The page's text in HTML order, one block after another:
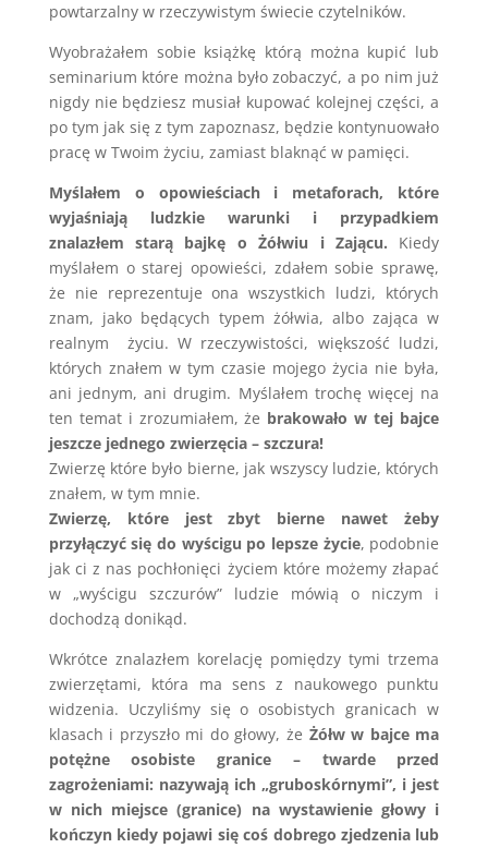
powtarzalny w rzeczywistym świecie czytelników.
Wyobrażałem sobie książkę którą można kupić lub
seminarium które można było zobaczyć, a po nim już
nigdy nie będziesz musiał kupować kolejnej części, a
po tym jak się z tym zapoznasz, będzie kontynuowało
pracę w Twoim życiu, zamiast blaknąć w pamięci.
Myślałem o opowieściach i metaforach, które
wyjaśniają ludzkie warunki i przypadkiem
znalazłem starą bajkę o Żółwiu i Zającu. Kiedy
myślałem o starej opowieści, zdałem sobie sprawę,
że nie reprezentuje ona wszystkich ludzi, których
znam, jako będących typem żółwia, albo zająca w
realnym życiu. W rzeczywistości, większość ludzi,
których znałem w tym czasie mojego życia nie była,
ani jednym, ani drugim. Myślałem trochę więcej na
ten temat i zrozumiałem, że brakowało w tej bajce
jeszcze jednego zwierzęcia – szczura!
Zwierzę które było bierne, jak wszyscy ludzie, których
znałem, w tym mnie.
Zwierzę, które jest zbyt bierne nawet żeby
przyłączyć się do wyścigu po lepsze życie, podobnie
jak ci z nas pochłonięci życiem które możemy złapać
w „wyścigu szczurów” ludzie mówią o niczym i
dochodzą donikąd.
Wkrótce znalazłem korelację pomiędzy tymi trzema
zwierzętami, która ma sens z naukowego punktu
widzenia. Uczyliśmy się o osobistych granicach w
klasach i przyszło mi do głowy, że Żółw w bajce ma
potężne osobiste granice – twarde przed
zagrożeniami: nazywają ich „gruboskórnymi”, i jest
w nich miejsce (granice) na wystawienie głowy i
kończyn kiedy pojawi się coś dobrego zjedzenia lub